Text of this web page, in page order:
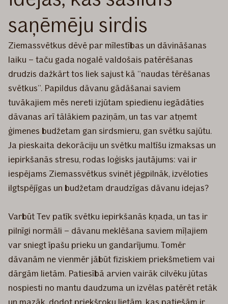
saņēmēju sirdis
Ziemassvētkus dēvē par mīlestības un dāvināšanas
laiku – taču gada nogalē valdošais patērēšanas
drudzis dažkārt tos liek sajust kā “naudas tērēšanas
svētkus”. Papildus dāvanu gādāšanai saviem
tuvākajiem mēs nereti izjūtam spiedienu iegādāties
dāvanas arī tālākiem paziņām, un tas var atņemt
ģimenes budžetam gan sirdsmieru, gan svētku sajūtu.
Ja pieskaita dekorāciju un svētku maltīšu izmaksas un
iepirkšanās stresu, rodas loģisks jautājums: vai ir
iespējams Ziemassvētkus svinēt jēgpilnāk, izvēloties
ilgtspējīgas un budžetam draudzīgas dāvanu idejas?
Varbūt Tev patīk svētku iepirkšanās kņada, un tas ir
pilnīgi normāli – dāvanu meklēšana saviem mīļajiem
var sniegt īpašu prieku un gandarījumu. Tomēr
dāvanām ne vienmēr jābūt fiziskiem priekšmetiem vai
dārgām lietām. Patiesībā arvien vairāk cilvēku jūtas
nospiesti no mantu daudzuma un izvēlas patērēt retāk